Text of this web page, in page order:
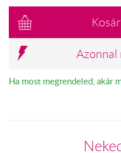
Azonnal
Ha most megrendeled, akár